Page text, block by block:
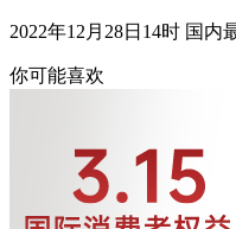
2022年12月28日14时 国内
你可能喜欢